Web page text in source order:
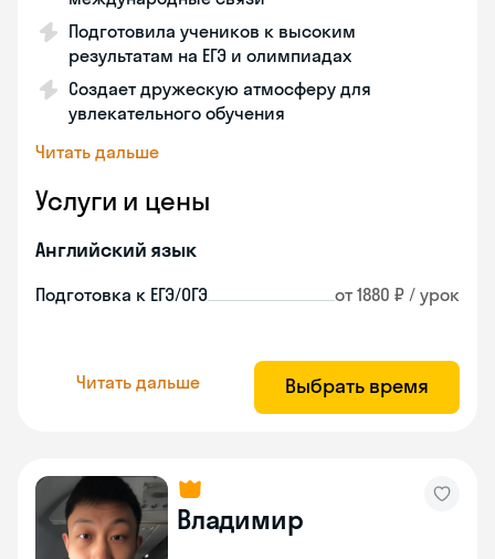
Подготовила учеников к высоким
результатам на ЕГЭ и олимпиадах
Создает дружескую атмосферу для
увлекательного обучения
Читать дальше
Услуги и цены
Английский язык
Подготовка к ЕГЭ/ОГЭ от 1880 ₽ / урок
Читать дальше Выбрать время
Владимир